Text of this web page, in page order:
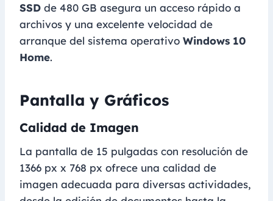
SSD de 480 GB asegura un acceso rápido a
archivos y una excelente velocidad de
arranque del sistema operativo Windows 10
Home.
Pantalla y Gráficos
Calidad de Imagen
La pantalla de 15 pulgadas con resolución de
1366 px x 768 px ofrece una calidad de
imagen adecuada para diversas actividades,